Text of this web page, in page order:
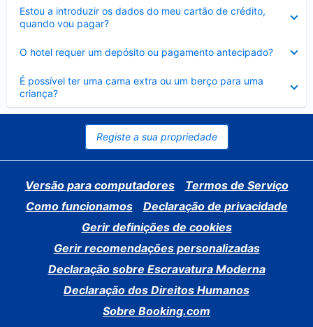
Estou a introduzir os dados do meu cartão de crédito,
quando vou pagar?
fechado
O hotel requer um depósito ou pagamento antecipado?
fechado
É possível ter uma cama extra ou um berço para uma
criança?
Elemento
fechado
Registe a sua propriedade
Versão para computadores
Termos de Serviço
Como funcionamos
Declaração de privacidade
Gerir definições de cookies
Gerir recomendações personalizadas
Declaração sobre Escravatura Moderna
Declaração dos Direitos Humanos
Sobre Booking.com